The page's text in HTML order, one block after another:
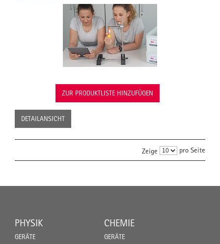
ZUR PRODUKTLISTE HINZUFÜGEN
DETAILANSICHT
Zeige pro Seite
PHYSIK
GERÄTE
CHEMIE
GERÄTE